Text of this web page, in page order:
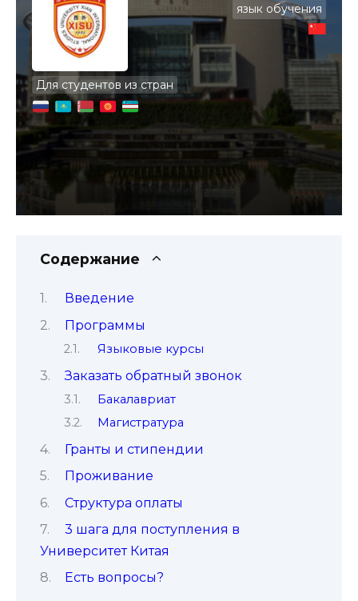
Для студентов из стран
язык обучения
Содержание
Введение
Программы
Языковые курсы
Заказать обратный звонок
Бакалавриат
Магистратура
Гранты и стипендии
Проживание
Структура оплаты
3 шага для поступления в
Университет Китая
Есть вопросы?